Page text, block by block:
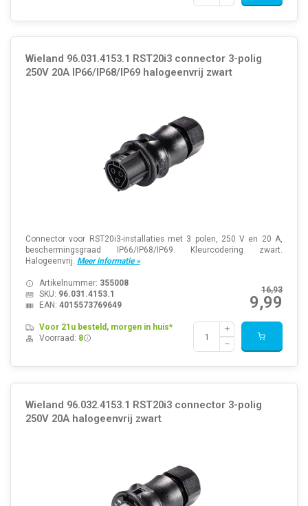
Wieland 96.031.4153.1 RST20i3 connector 3-polig
250V 20A IP66/IP68/IP69 halogeenvrij zwart
Connector voor RST20i3-installaties met 3 polen, 250 V en 20 A,
beschermingsgraad IP66/IP68/IP69. Kleurcodering zwart.
Halogeenvrij. Meer informatie »
16,93
9,99
Artikelnummer: 355008
SKU: 96.031.4153.1
EAN: 4015573769649
Voor 21u besteld, morgen in huis*
Voorraad: 8
Wieland 96.032.4153.1 RST20i3 connector 3-polig
250V 20A halogeenvrij zwart